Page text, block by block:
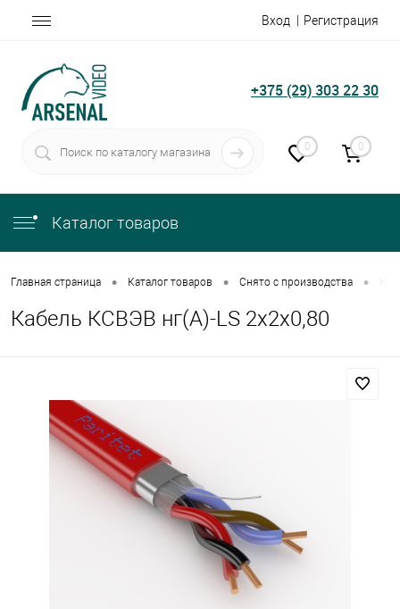
Вход Регистрация
+375 (29) 303 22 30
0 0
Каталог товаров
Главная страница • Каталог товаров • Снято с производства •
Кабель КСВЭВ нг(А)-LS 2х2х0,80